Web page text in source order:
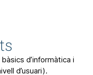
d’informàtica i
d’usuari).